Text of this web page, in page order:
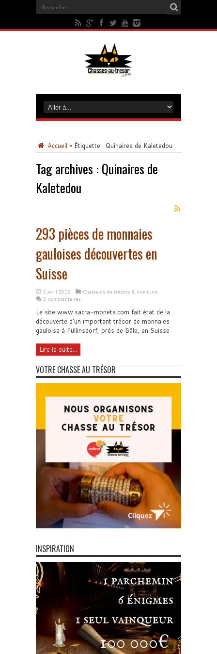
Accueil » Étiquette : Quinaires de Kaletedou
Tag archives : Quinaires de
Kaletedou
293 pièces de monnaies
gauloises découvertes en
Suisse
2 avril 2012
Chasseurs de trésors & Aventure
2 commentaires
Le site www.sacra-moneta.com fait état de la
découverte d'un important trésor de monnaies
gauloise à Füllinsdorf, près de Bâle, en Suisse
Lire la suite...
VOTRE CHASSE AU TRÉSOR
INSPIRATION